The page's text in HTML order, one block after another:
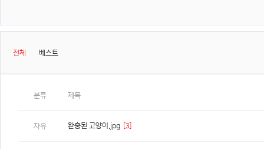
전체 베스트
분류 제목
자유 완충된 고양이.jpg [3]